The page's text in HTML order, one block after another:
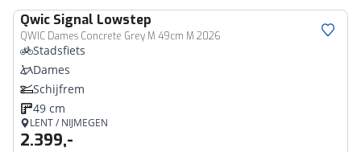
Qwic Signal Lowstep
QWIC Dames Concrete Grey M 49cm M 2026
Stadsfiets
Dames
Schijfrem
49 cm
LENT / NIJMEGEN
2.399,-